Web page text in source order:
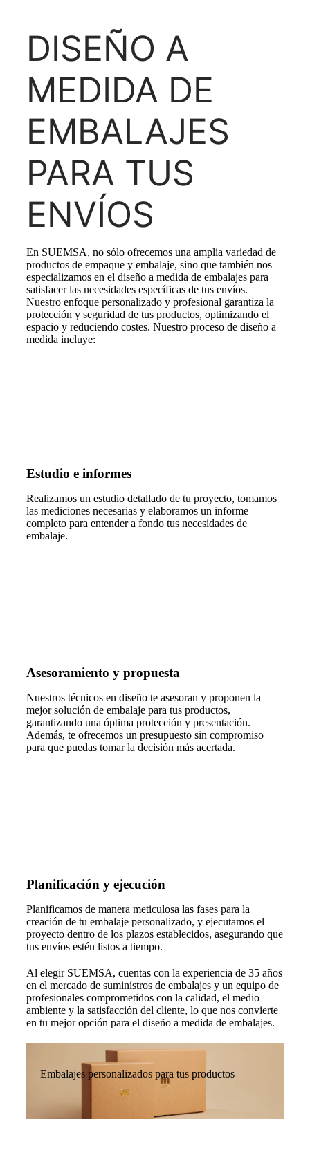
DISEÑO A
MEDIDA DE
EMBALAJES
PARA TUS
ENVÍOS
En SUEMSA, no sólo ofrecemos una amplia variedad de
productos de empaque y embalaje, sino que también nos
especializamos en el diseño a medida de embalajes para
satisfacer las necesidades específicas de tus envíos.
Nuestro enfoque personalizado y profesional garantiza la
protección y seguridad de tus productos, optimizando el
espacio y reduciendo costes. Nuestro proceso de diseño a
medida incluye:
Estudio e informes
Realizamos un estudio detallado de tu proyecto, tomamos
las mediciones necesarias y elaboramos un informe
completo para entender a fondo tus necesidades de
embalaje.
Asesoramiento y propuesta
Nuestros técnicos en diseño te asesoran y proponen la
mejor solución de embalaje para tus productos,
garantizando una óptima protección y presentación.
Además, te ofrecemos un presupuesto sin compromiso
para que puedas tomar la decisión más acertada.
Planificación y ejecución
Planificamos de manera meticulosa las fases para la
creación de tu embalaje personalizado, y ejecutamos el
proyecto dentro de los plazos establecidos, asegurando que
tus envíos estén listos a tiempo.
Al elegir SUEMSA, cuentas con la experiencia de 35 años
en el mercado de suministros de embalajes y un equipo de
profesionales comprometidos con la calidad, el medio
ambiente y la satisfacción del cliente, lo que nos convierte
en tu mejor opción para el diseño a medida de embalajes.
Embalajes personalizados para tus productos